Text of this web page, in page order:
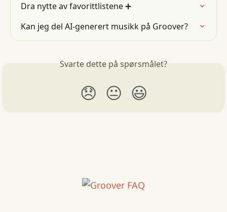
Dra nytte av favorittlistene ➕
Kan jeg del AI-generert musikk på Groover?
Svarte dette på spørsmålet?
😞 😐 😃